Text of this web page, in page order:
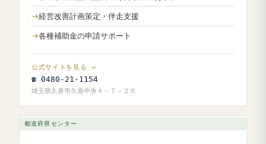
経営改善計画策定・伴走支援
各種補助金の申請サポート
公式サイトを見る →
☎ 0480-21-1154
埼玉県久喜市久喜中央４－７－２０
都道府県センター